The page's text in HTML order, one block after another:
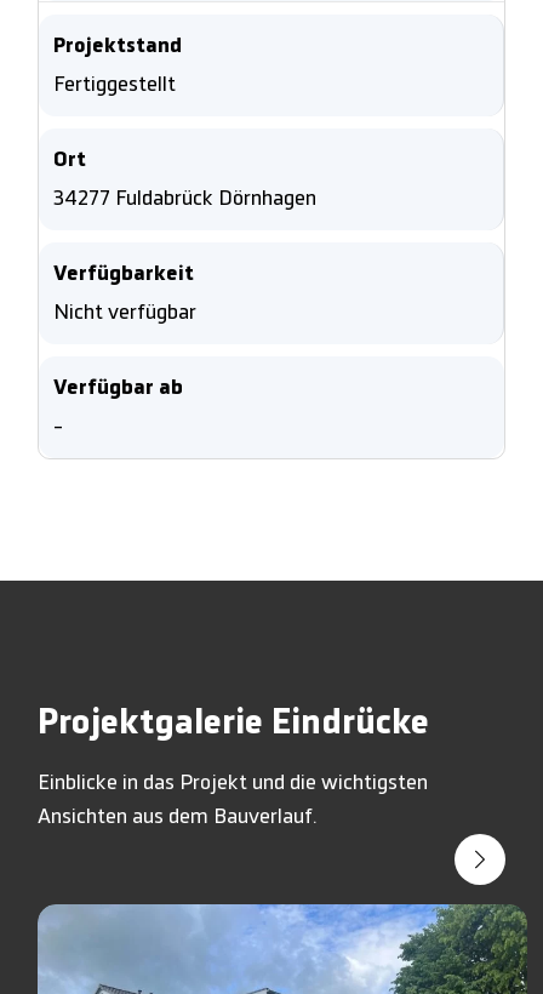
Projektstand
Fertiggestellt
Ort
34277 Fuldabrück Dörnhagen
Verfügbarkeit
Nicht verfügbar
Verfügbar ab
-
Projektgalerie Eindrücke
Einblicke in das Projekt und die wichtigsten
Ansichten aus dem Bauverlauf.